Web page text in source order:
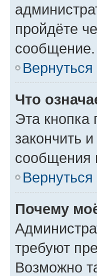
пройдёте
сообщение.
Что
Эта кнопка
закончить
сообщения
Почему
требуют
Возможно